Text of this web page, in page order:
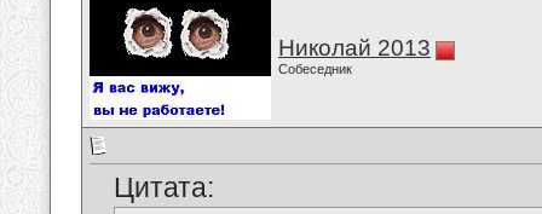
Николай 2013
Собеседник
Цитата: